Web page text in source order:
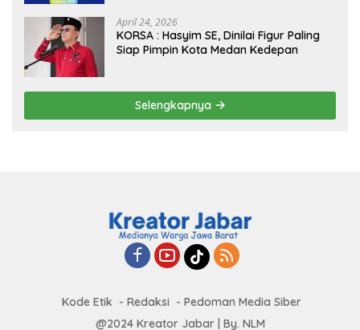
April 24, 2026
KORSA : Hasyim SE, Dinilai Figur Paling
Siap Pimpin Kota Medan Kedepan
Selengkapnya
Kode Etik Redaksi
Pedoman Media Siber
@2024 Kreator Jabar | By. NLM